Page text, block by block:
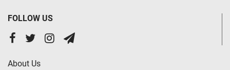
FOLLOW US
About Us